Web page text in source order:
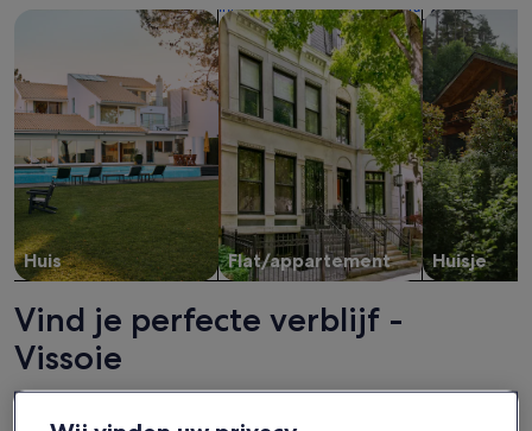
Huis
Zoeken naar huizen
Flat/appartement
Zoeken naar flats/appartementen
Huisje
Huisjes
Vind je perfecte verblijf -
Vissoie